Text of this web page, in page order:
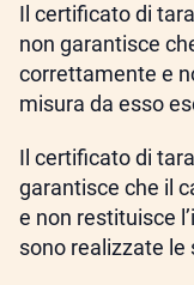
Il certificato di
non garantisce
correttamente e
misura da esso
Il certificato di
garantisce che il
e non restituisce
sono realizzate